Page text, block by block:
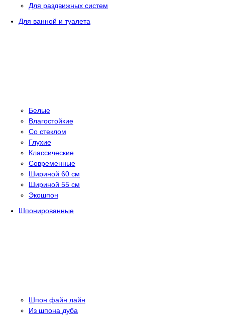
Для раздвижных систем
Для ванной и туалета
Белые
Влагостойкие
Со стеклом
Глухие
Классические
Современные
Шириной 60 см
Шириной 55 см
Экошпон
Шпонированные
Шпон файн лайн
Из шпона дуба